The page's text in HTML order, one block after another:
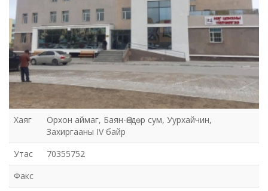
Хаяг
Орхон аймаг, Баян-Өндөр сум, Уурхайчин,
Захиргааны IV байр
Утас
70355752
Факс